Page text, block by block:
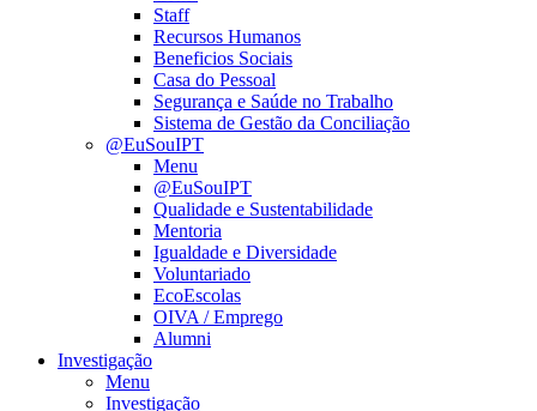
Staff
Recursos Humanos
Beneficios Sociais
Casa do Pessoal
Segurança e Saúde no Trabalho
Sistema de Gestão da Conciliação
@EuSouIPT
Menu
@EuSouIPT
Qualidade e Sustentabilidade
Mentoria
Igualdade e Diversidade
Voluntariado
EcoEscolas
OIVA / Emprego
Alumni
Investigação
Menu
Investigação